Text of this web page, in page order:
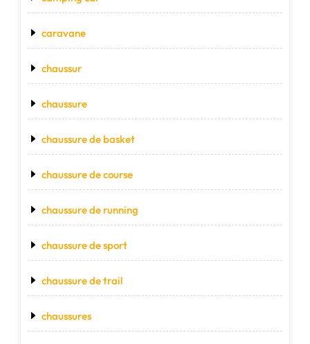
caravane
chaussur
chaussure
chaussure de basket
chaussure de course
chaussure de running
chaussure de sport
chaussure de trail
chaussures